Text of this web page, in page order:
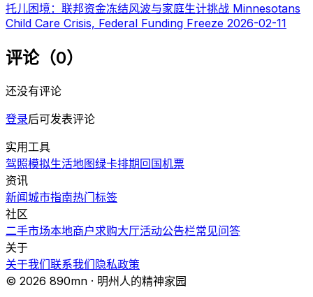
托儿困境：联邦资金冻结风波与家庭生计挑战 Minnesotans
Child Care Crisis, Federal Funding Freeze 2026-02-11
评论（0）
还没有评论
登录后可发表评论
实用工具
驾照模拟生活地图绿卡排期 回国机票
资讯
新闻城市指南热门标签
社区
二手市场本地商户求购大厅活动公告栏常见问答
关于
关于我们联系我们 隐私政策
© 2026 890mn · 明州人的精神家园